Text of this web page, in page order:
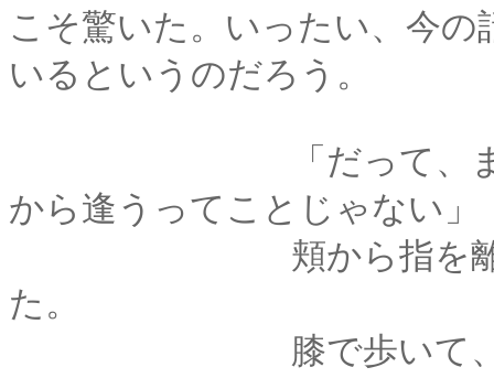
こそ驚いた。いったい、今
いるというのだろう。
「だって、まだ逢っ
から逢うってことじゃない」
頬から指を離して、
た。
膝で歩いて、布団の